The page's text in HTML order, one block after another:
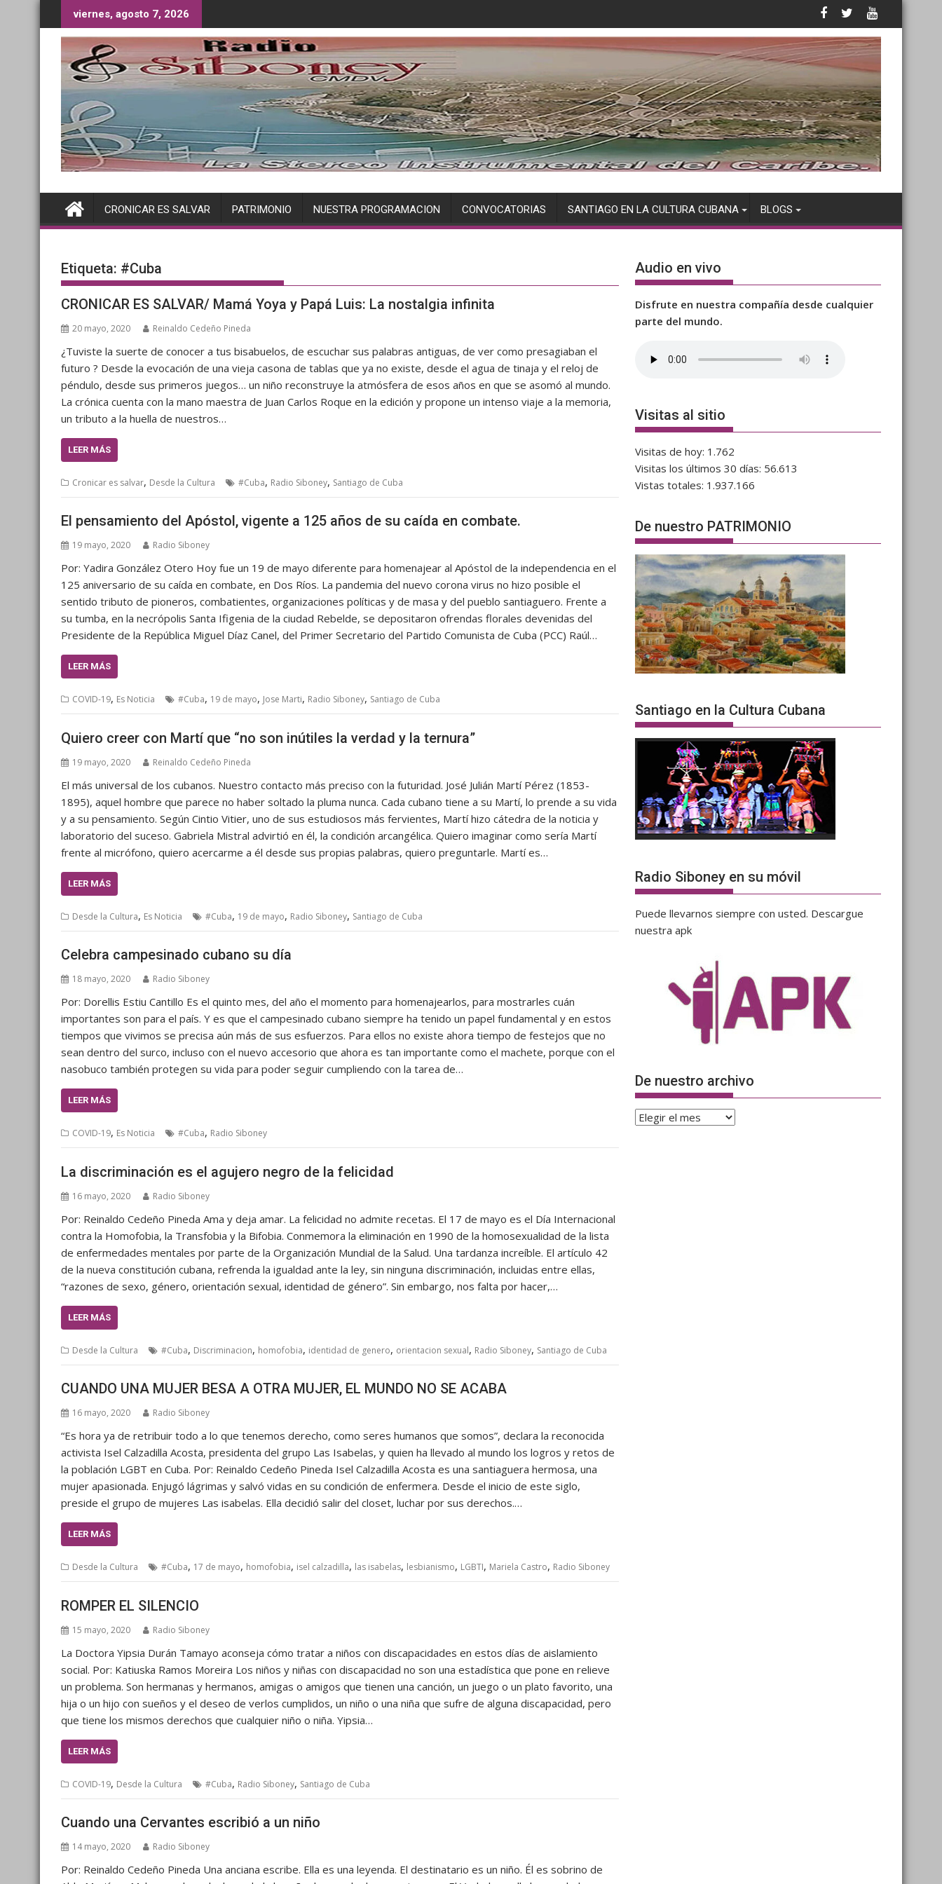
al
contenido
viernes, agosto 7, 2026
CRONICAR ES SALVAR PATRIMONIO NUESTRA PROGRAMACION CONVOCATORIAS SANTIAGO EN LA CULTURA CUBANA BLOGS
Etiqueta: #Cuba
CRONICAR ES SALVAR/ Mamá Yoya y Papá Luis: La nostalgia infinita
20 mayo, 2020 Reinaldo Cedeño Pineda
¿Tuviste la suerte de conocer a tus bisabuelos, de escuchar sus palabras antiguas, de ver como presagiaban el
futuro ? Desde la evocación de una vieja casona de tablas que ya no existe, desde el agua de tinaja y el reloj de
péndulo, desde sus primeros juegos… un niño reconstruye la atmósfera de esos años en que se asomó al mundo.
La crónica cuenta con la mano maestra de Juan Carlos Roque en la edición y propone un intenso viaje a la memoria,
un tributo a la huella de nuestros…
LEER MÁS
Cronicar es salvar, Desde la Cultura #Cuba, Radio Siboney, Santiago de Cuba
El pensamiento del Apóstol, vigente a 125 años de su caída en combate.
19 mayo, 2020 Radio Siboney
Por: Yadira González Otero Hoy fue un 19 de mayo diferente para homenajear al Apóstol de la independencia en el
125 aniversario de su caída en combate, en Dos Ríos. La pandemia del nuevo corona virus no hizo posible el
sentido tributo de pioneros, combatientes, organizaciones políticas y de masa y del pueblo santiaguero. Frente a
su tumba, en la necrópolis Santa Ifigenia de la ciudad Rebelde, se depositaron ofrendas florales devenidas del
Presidente de la República Miguel Díaz Canel, del Primer Secretario del Partido Comunista de Cuba (PCC) Raúl…
LEER MÁS
COVID-19, Es Noticia #Cuba, 19 de mayo, Jose Marti, Radio Siboney, Santiago de Cuba
Quiero creer con Martí que “no son inútiles la verdad y la ternura”
19 mayo, 2020 Reinaldo Cedeño Pineda
El más universal de los cubanos. Nuestro contacto más preciso con la futuridad. José Julián Martí Pérez (1853-
1895), aquel hombre que parece no haber soltado la pluma nunca. Cada cubano tiene a su Martí, lo prende a su vida
y a su pensamiento. Según Cintio Vitier, uno de sus estudiosos más fervientes, Martí hizo cátedra de la noticia y
laboratorio del suceso. Gabriela Mistral advirtió en él, la condición arcangélica. Quiero imaginar como sería Martí
frente al micrófono, quiero acercarme a él desde sus propias palabras, quiero preguntarle. Martí es…
LEER MÁS
Desde la Cultura, Es Noticia #Cuba, 19 de mayo, Radio Siboney, Santiago de Cuba
Celebra campesinado cubano su día
18 mayo, 2020 Radio Siboney
Por: Dorellis Estiu Cantillo Es el quinto mes, del año el momento para homenajearlos, para mostrarles cuán
importantes son para el país. Y es que el campesinado cubano siempre ha tenido un papel fundamental y en estos
tiempos que vivimos se precisa aún más de sus esfuerzos. Para ellos no existe ahora tiempo de festejos que no
sean dentro del surco, incluso con el nuevo accesorio que ahora es tan importante como el machete, porque con el
nasobuco también protegen su vida para poder seguir cumpliendo con la tarea de…
LEER MÁS
COVID-19, Es Noticia #Cuba, Radio Siboney
La discriminación es el agujero negro de la felicidad
16 mayo, 2020 Radio Siboney
Por: Reinaldo Cedeño Pineda Ama y deja amar. La felicidad no admite recetas. El 17 de mayo es el Día Internacional
contra la Homofobia, la Transfobia y la Bifobia. Conmemora la eliminación en 1990 de la homosexualidad de la lista
de enfermedades mentales por parte de la Organización Mundial de la Salud. Una tardanza increíble. El artículo 42
de la nueva constitución cubana, refrenda la igualdad ante la ley, sin ninguna discriminación, incluidas entre ellas,
“razones de sexo, género, orientación sexual, identidad de género”. Sin embargo, nos falta por hacer,…
LEER MÁS
Desde la Cultura #Cuba, Discriminacion, homofobia, identidad de genero, orientacion sexual, Radio Siboney, Santiago de Cuba
CUANDO UNA MUJER BESA A OTRA MUJER, EL MUNDO NO SE ACABA
16 mayo, 2020 Radio Siboney
“Es hora ya de retribuir todo a lo que tenemos derecho, como seres humanos que somos”, declara la reconocida
activista Isel Calzadilla Acosta, presidenta del grupo Las Isabelas, y quien ha llevado al mundo los logros y retos de
la población LGBT en Cuba. Por: Reinaldo Cedeño Pineda Isel Calzadilla Acosta es una santiaguera hermosa, una
mujer apasionada. Enjugó lágrimas y salvó vidas en su condición de enfermera. Desde el inicio de este siglo,
preside el grupo de mujeres Las isabelas. Ella decidió salir del closet, luchar por sus derechos.…
LEER MÁS
Desde la Cultura #Cuba, 17 de mayo, homofobia, isel calzadilla, las isabelas, lesbianismo, LGBTI, Mariela Castro, Radio Siboney
ROMPER EL SILENCIO
15 mayo, 2020 Radio Siboney
La Doctora Yipsia Durán Tamayo aconseja cómo tratar a niños con discapacidades en estos días de aislamiento
social. Por: Katiuska Ramos Moreira Los niños y niñas con discapacidad no son una estadística que pone en relieve
un problema. Son hermanas y hermanos, amigas o amigos que tienen una canción, un juego o un plato favorito, una
hija o un hijo con sueños y el deseo de verlos cumplidos, un niño o una niña que sufre de alguna discapacidad, pero
que tiene los mismos derechos que cualquier niño o niña. Yipsia…
LEER MÁS
COVID-19, Desde la Cultura #Cuba, Radio Siboney, Santiago de Cuba
Cuando una Cervantes escribió a un niño
14 mayo, 2020 Radio Siboney
Por: Reinaldo Cedeño Pineda Una anciana escribe. Ella es una leyenda. El destinatario es un niño. Él es sobrino de
Audio en vivo
Disfrute en nuestra compañía desde cualquier
parte del mundo.
Visitas al sitio
Visitas de hoy: 1.762
Visitas los últimos 30 días: 56.613
Vistas totales: 1.937.166
De nuestro PATRIMONIO
Santiago en la Cultura Cubana
Radio Siboney en su móvil
Puede llevarnos siempre con usted. Descargue
nuestra apk
De nuestro archivo
De